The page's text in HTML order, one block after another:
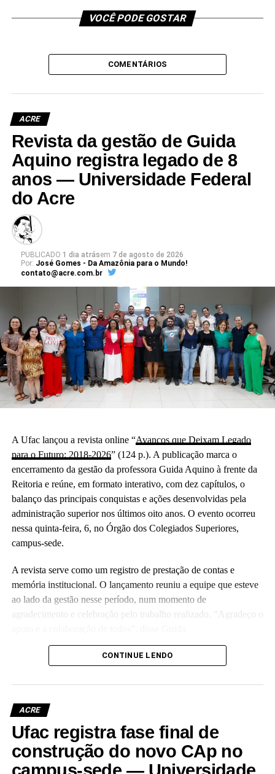
VOCÊ PODE GOSTAR
COMENTÁRIOS
ACRE
Revista da gestão de Guida
Aquino registra legado de 8
anos — Universidade Federal
do Acre
PUBLICADO 1 dia atrásem 7 de agosto de 2026
Por: José Gomes - Da Amazônia para o Mundo!
contato@acre.com.br
A Ufac lançou a revista online “Avanços que Deixam Legado
para o Futuro: 2018-2026” (124 p.). A publicação marca o
encerramento da gestão da professora Guida Aquino à frente da
Reitoria e reúne, em formato interativo, com dez capítulos, o
balanço das principais conquistas e ações desenvolvidas pela
administração superior nos últimos oito anos. O evento ocorreu
nessa quinta-feira, 6, no Órgão dos Colegiados Superiores,
campus-sede.
A revista serve como um registro de prestação de contas e
memória institucional. O lançamento reuniu a equipe que esteve
ao lado da gestão nesse período, num momento de
agradecimento e celebração pelo trabalho realizado. “Agradeço o
(Camila Barbosa, estagiária Ascom/Ufac)
Leia Mais: UFAC
CONTINUE LENDO
ACRE
Ufac registra fase final de
construção do novo CAp no